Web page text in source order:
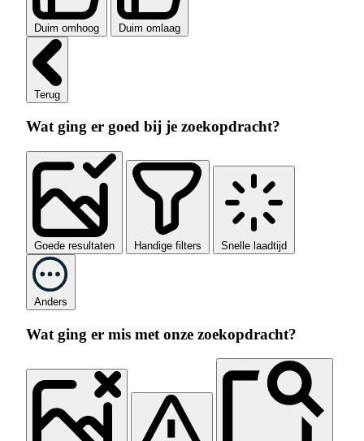
Duim omhoog Duim omlaag
Terug
Wat ging er goed bij je zoekopdracht?
Goede resultaten Handige filters Snelle laadtijd
Anders
Wat ging er mis met onze zoekopdracht?